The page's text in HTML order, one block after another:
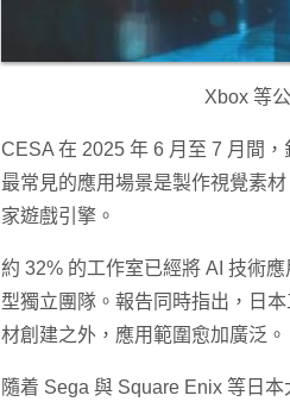
Xbox 等
CESA 在 2025 年 6 月至 7 月間
最常見的應用場景是製作視覺素
家遊戲引擎。
約 32% 的工作室已經將 AI 技術
型獨立團隊。報告同時指出，日
材創建之外，應用範圍愈加廣泛。
隨着 Sega 與 Square Enix 等日